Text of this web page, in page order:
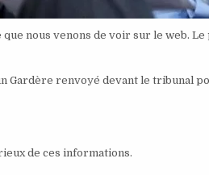
que nous venons de voir sur le web.
Gardère renvoyé devant le tribunal
de ces informations.